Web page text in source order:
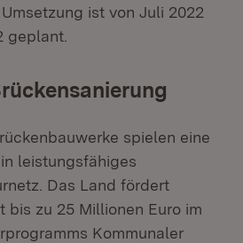
ist von Juli 2022
geplant.
spielen eine
leistungsfähiges
Das Land fördert
bis zu 25 Millionen Euro im
Kommunaler